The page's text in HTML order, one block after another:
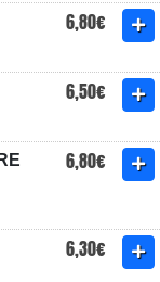
6,80€
6,50€
6,80€
6,30€